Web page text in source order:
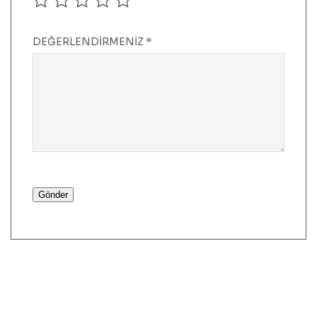
DEĞERLENDIRMENIZ *
Gönder